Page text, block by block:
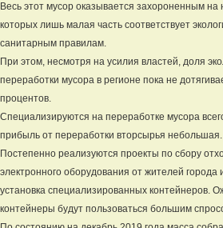
Весь этот мусор оказывается захороненным на
которых лишь малая часть соответствует
санитарным правилам.
При этом, несмотря на усилия властей, доля
переработки мусора в регионе пока не
процентов.
Специализируются на переработке мусора
прибыль от переработки вторсырья небольшая.
Постепенно реализуются проекты по сбору
электронного оборудования от жителей
установка специализированных контейнеров.
контейнеры будут пользоваться большим